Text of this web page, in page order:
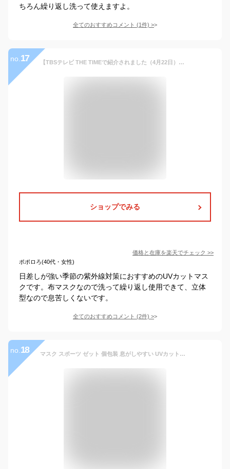
ちろん繰り返し洗って使えますよ。
全てのおすすめコメント (1件) >
no. 17 【TBSテレビ THE TIMEで紹介されました（4月22日）】UVカットマスクワイド 洗える 布マスク 2枚入り蒸れない 白 花粉 おしゃれ紫外線対策 送料無料 耳紐長さ調節でき 耳が痛くならないテープ ツーヨン 接触冷感冷感 立体三層構造日焼け対策 UVカットマスクワイド
ショップでみる
価格と在庫を楽天でチェック >>
ポポロろ(40代・女性)
日差しが強い季節の紫外線対策におすすめのUVカットマス
クです。布マスクなので洗って繰り返し使用できて、立体
型なので息苦しくないです。
全てのおすすめコメント (2件) >
no. 18 マスク スポーツ ゼット 個包装 息がしやすい UVカット・消臭・吸湿速乾機能付き 洗濯可 ブラック ホワイトマスク 洗える 水着素材 小さめ 子供 U.Vカット 耳が痛くならない プレゼント ギフト 卒団記念 卒業記念 BGXMSKZ